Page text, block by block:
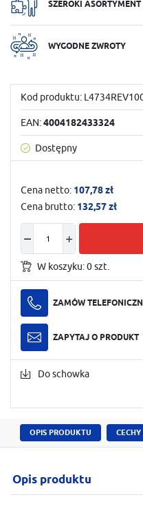
SZEROKI ASORTYMENT
WYGODNE ZWROTY
Kod produktu:
EAN:4004182433324
Dostępny
Cena netto: 107,78 zł
Cena brutto: 132,57 zł
W koszyku:0szt.
ZAMÓW
ZAPYTAJ O PRODUKT
Do schowka
OPIS PRODUKTU
Opis produktu